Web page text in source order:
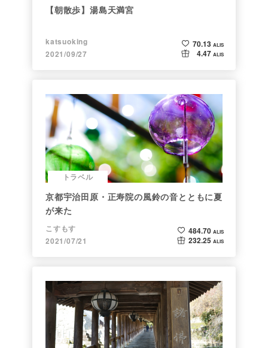
【朝散歩】湯島天満宮
katsuoking
2021/09/27
70.13 ALIS
4.47 ALIS
トラベル
京都宇治田原・正寿院の風鈴の音とともに夏
が来た
こすもす
2021/07/21
484.70 ALIS
232.25 ALIS